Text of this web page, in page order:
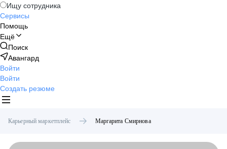
Ищу сотрудника
Сервисы
Помощь
Ещё
Поиск
Авангард
Войти
Войти
Создать резюме
Карьерный маркетплейс Маргарита Смирнова